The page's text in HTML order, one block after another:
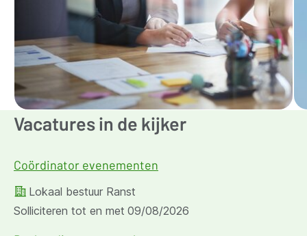
Vacatures in de kijker
Coördinator evenementen
Lokaal bestuur Ranst
Solliciteren tot en met 09/08/2026